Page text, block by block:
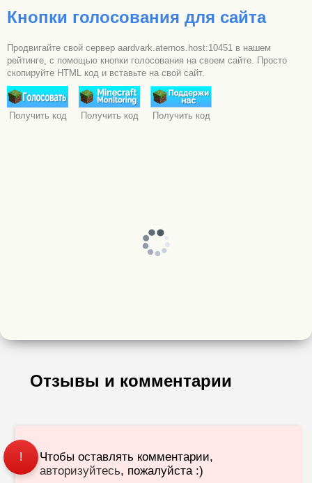
Кнопки голосования для сайта
Продвигайте свой сервер aardvark.aternos.host:10451 в нашем
рейтинге, с помощью кнопки голосования на своем сайте. Просто
скопируйте HTML код и вставьте на свой сайт.
Получить код Получить код Получить код
Отзывы и комментарии
!
Чтобы оставлять комментарии,
авторизуйтесь, пожалуйста :)